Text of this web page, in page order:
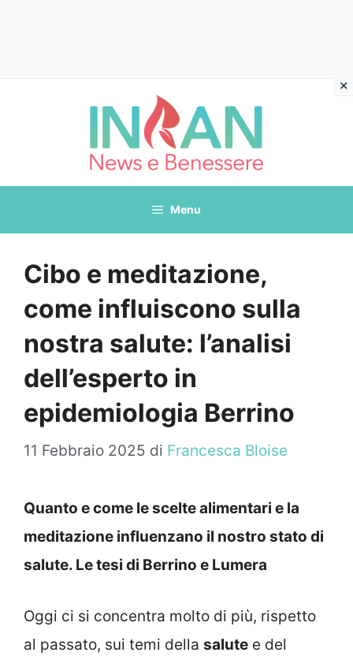
Menu
Cibo e meditazione,
come influiscono sulla
nostra salute: l’analisi
dell’esperto in
epidemiologia Berrino
11 Febbraio 2025 di Francesca Bloise
Quanto e come le scelte alimentari e la
meditazione influenzano il nostro stato di
salute. Le tesi di Berrino e Lumera
Oggi ci si concentra molto di più, rispetto
al passato, sui temi della salute e del